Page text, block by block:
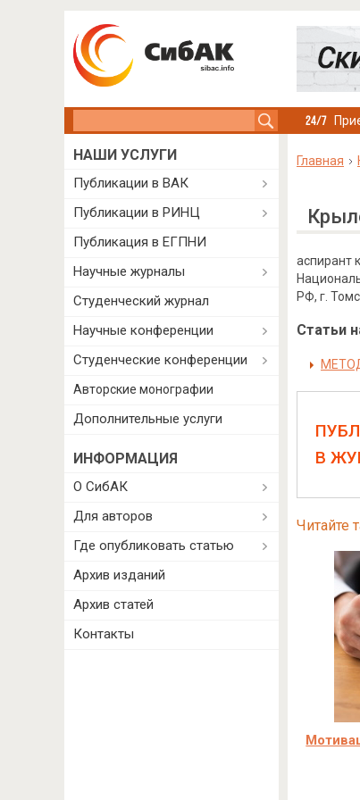
Главная
аспирант
РФ, г.
Статьи
В
Читайте
НАШИ УСЛУГИ
Публикации в ВАК
Публикации в РИНЦ
Публикация в ЕГПНИ
Научные журналы
Студенческий журнал
Научные конференции
Студенческие конференции
Авторские монографии
Дополнительные услуги
ИНФОРМАЦИЯ
О СибАК
Для авторов
Где опубликовать статью
Архив изданий
Архив статей
Контакты